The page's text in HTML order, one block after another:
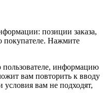
позиции заказа,
покупателе. Нажмите
информацию
вам повторить к вводу
условия вам не подходят,